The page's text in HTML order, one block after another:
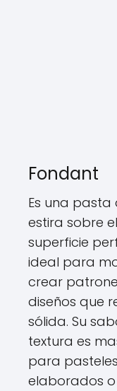
Fondant
Es una
estira sobre
superficie
ideal para
crear
diseños que
sólida. Su
textura es
para
elaborados